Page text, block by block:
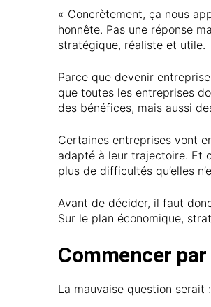
« Concrètement, ça nous
honnête. Pas une réponse
stratégique, réaliste et utile.
Parce que devenir
que toutes les entreprises
des bénéfices, mais aussi
Certaines entreprises vont
adapté à leur trajectoire. Et
plus de difficultés qu’elles
Avant de décider, il faut
Sur le plan économique,
Commencer
La mauvaise question serait